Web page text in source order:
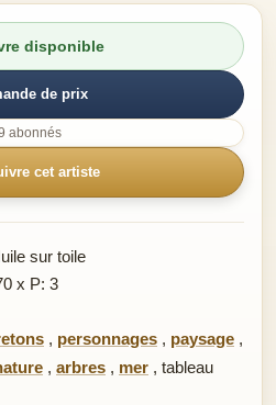
disponible
de prix
abonnés
cet artiste
sur toile
x P: 3
, personnages , paysage ,
, arbres , mer , tableau